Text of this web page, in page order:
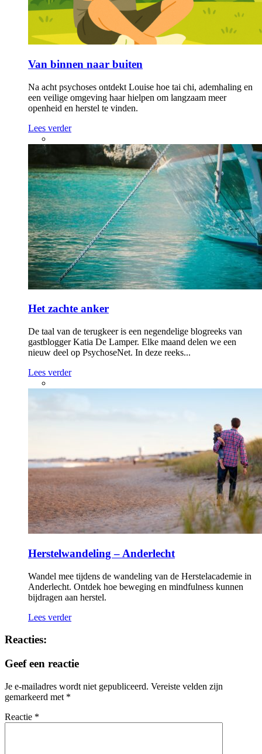
Van binnen naar buiten
Na acht psychoses ontdekt Louise hoe tai chi, ademhaling en
een veilige omgeving haar hielpen om langzaam meer
openheid en herstel te vinden.
Lees verder
Het zachte anker
De taal van de terugkeer is een negendelige blogreeks van
gastblogger Katia De Lamper. Elke maand delen we een
nieuw deel op PsychoseNet. In deze reeks...
Lees verder
Herstelwandeling – Anderlecht
Wandel mee tijdens de wandeling van de Herstelacademie in
Anderlecht. Ontdek hoe beweging en mindfulness kunnen
bijdragen aan herstel.
Lees verder
Reacties:
Geef een reactie
Je e-mailadres wordt niet gepubliceerd. Vereiste velden zijn
gemarkeerd met *
Reactie *